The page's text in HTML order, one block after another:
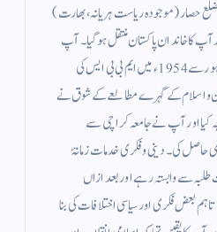
26 اپریل 1932ء کو ضلع حصار (موجودہ ریاست ہریانہ، بھارت)
کا خاندان پاکستان منتقل ہو گیا۔ آپ
نے کنگ ایڈورڈ میڈیکل کالج، لاہور سے 1954ء میں ایم بی بی ایس کی
و اسلام کے گہرے مطالعے کے شوق نے
کیا اور آپ نے جامعہ کراچی سے
حاصل کی۔ دینی و فکری خدمات زمانۂ
سے وابستہ رہے اور بعد ازاں
بعض فکری اور سیاسی اختلافات کی بنا